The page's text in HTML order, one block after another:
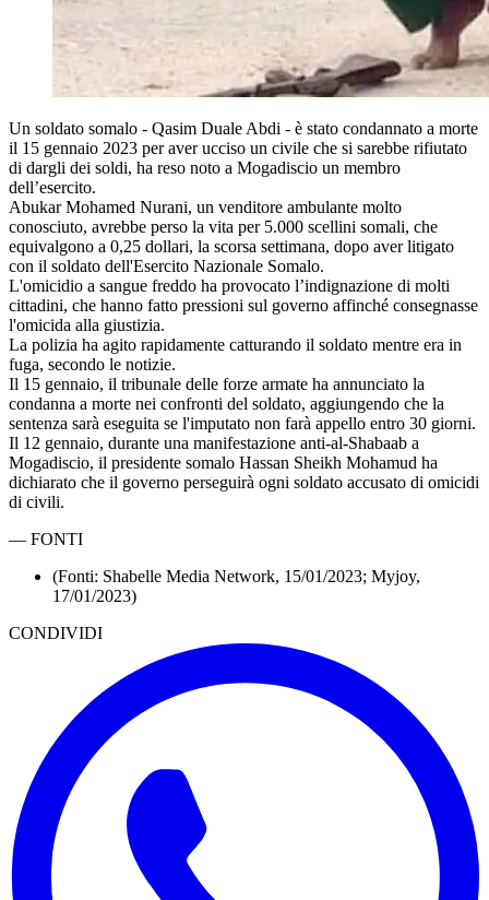
Un soldato somalo - Qasim Duale Abdi - è stato condannato a morte
il 15 gennaio 2023 per aver ucciso un civile che si sarebbe rifiutato
di dargli dei soldi, ha reso noto a Mogadiscio un membro
dell’esercito.
Abukar Mohamed Nurani, un venditore ambulante molto
conosciuto, avrebbe perso la vita per 5.000 scellini somali, che
equivalgono a 0,25 dollari, la scorsa settimana, dopo aver litigato
con il soldato dell'Esercito Nazionale Somalo.
L'omicidio a sangue freddo ha provocato l’indignazione di molti
cittadini, che hanno fatto pressioni sul governo affinché consegnasse
l'omicida alla giustizia.
La polizia ha agito rapidamente catturando il soldato mentre era in
fuga, secondo le notizie.
Il 15 gennaio, il tribunale delle forze armate ha annunciato la
condanna a morte nei confronti del soldato, aggiungendo che la
sentenza sarà eseguita se l'imputato non farà appello entro 30 giorni.
Il 12 gennaio, durante una manifestazione anti-al-Shabaab a
Mogadiscio, il presidente somalo Hassan Sheikh Mohamud ha
dichiarato che il governo perseguirà ogni soldato accusato di omicidi
di civili.
— FONTI
(Fonti: Shabelle Media Network, 15/01/2023; Myjoy,
17/01/2023)
CONDIVIDI